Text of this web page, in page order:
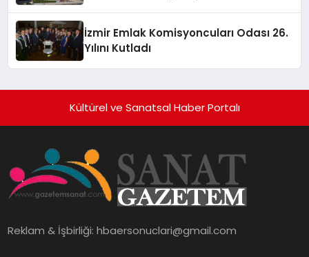
İzmir Emlak Komisyoncuları Odası 26.
Yılını Kutladı
Kültürel ve Sanatsal Haber Portalı
Reklam & İşbirliği:hbaersonuclari@gmail.com